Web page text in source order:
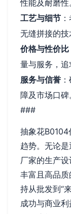
性能及耐磨性
工艺与细节
无缝拼接的技
价格与性价比
量与服务，追
服务与信誉
障及市场口碑
###
抽象花B0104
趋势。无论
厂家的生产
丰富且高品
持从批发到“
成功与商业